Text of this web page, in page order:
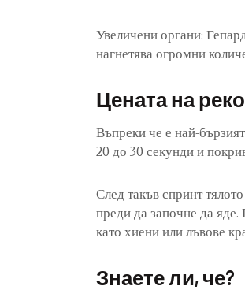
Увеличени органи:
нагнетява огромни
Цената на
Въпреки че е най-
20 до 30 секунди и
След такъв спринт
преди да започне да
като хиени или лъвове
Знаете ли, че?